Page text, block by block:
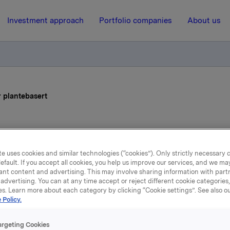
Investment approach Portfolio companies About us
plantebasert
23 January 2023, 9:29
flere velger
sier de er vegetarianere eller veganere har økt fra 7 til 11
Det viser ferske tall fra Orklas Bærekraftbarometer.
uses cookies and similar technologies (“cookies”). Only strictly necessary
If you accept all cookies, you help us improve our services, and we
content and advertising. This may involve sharing information with
You can at any time accept or reject different cookie
Learn more about each category by clicking “Cookie settings”. See also
Policy.
Cookies